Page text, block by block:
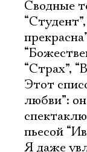
Сводные
“Страх”,
Этот
любви”:
пьесой
Я даже